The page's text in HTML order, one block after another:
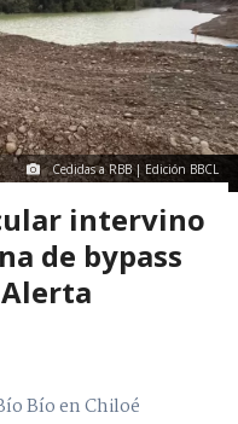
Cedidas a RBB | Edición BBCL
intervino
de bypass
Bío en Chiloé